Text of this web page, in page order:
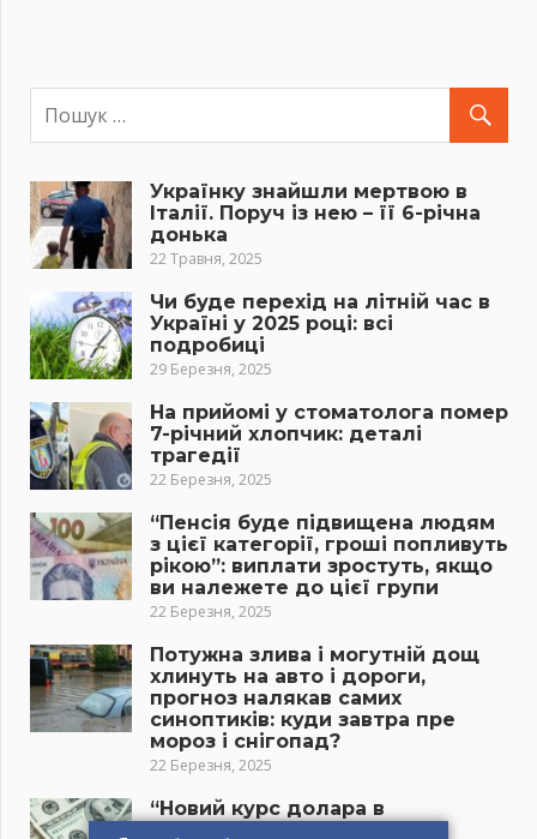
Українку знайшли мертвою в
Італії. Поруч із нею – її 6-річна
донька
22 Травня, 2025
Чи буде перехід на літній час в
Україні у 2025 році: всі
подробиці
29 Березня, 2025
На прийомі у стоматолога помер
7-річний хлопчик: деталі
трагедії
22 Березня, 2025
“Пенсія буде підвищена людям
з цієї категорії, гроші попливуть
рікою”: виплати зростуть, якщо
ви належете до цієї групи
22 Березня, 2025
Потужна злива і могутній дощ
хлинуть на авто і дороги,
прогноз налякав самих
синоптиків: куди завтра пре
мороз і снігопад?
22 Березня, 2025
“Новий курс долара в